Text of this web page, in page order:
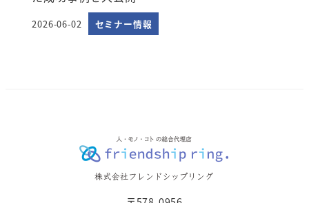
投稿日
2026-06-02 セミナー情報